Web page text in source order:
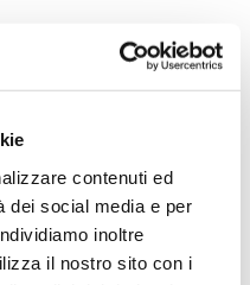
contenuti ed
dei social media e per
inoltre
il nostro sito con i
- 19 W AC
DC - 26 W AC